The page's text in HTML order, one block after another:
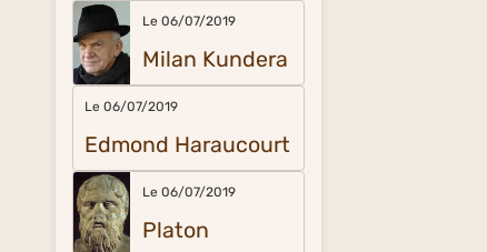
Le 06/07/2019
Milan Kundera
Le 06/07/2019
Edmond Haraucourt
Le 06/07/2019
Platon